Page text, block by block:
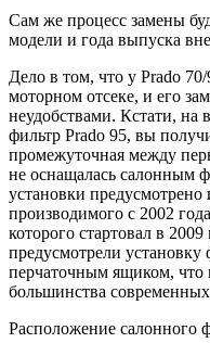
Сам же процесс замены
модели и года выпуска
Дело в том, что у Prado
моторном отсеке, и его
неудобствами. Кстати, на
фильтр Prado 95, вы
промежуточная между
не оснащалась салонным
установки предусмотрено
производимого с 2002
которого стартовал в
предусмотрели установку
перчаточным ящиком, что
большинства
Расположение салонного